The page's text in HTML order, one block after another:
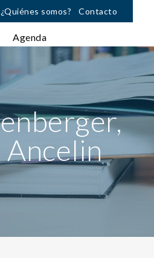
¿Quiénes somos? Contacto
Agenda
Ancelin